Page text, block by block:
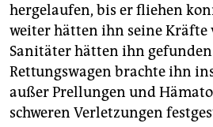
hergelaufen, bis er fliehen
weiter hätten ihn seine Kräfte
Sanitäter hätten ihn
Rettungswagen brachte ihn
außer Prellungen und
schweren Verletzungen